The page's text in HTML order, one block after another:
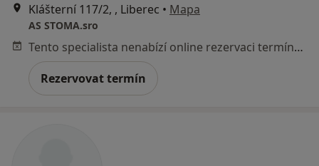
Klášterní 117/2, , Liberec • Mapa
AS STOMA.sro
Tento specialista nenabízí online rezervaci termínu na této adrese.
Rezervovat termín